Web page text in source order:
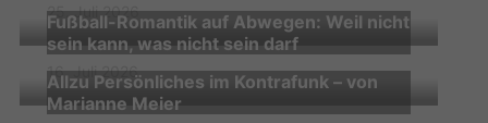
25. Juli 2026
Fußball-Romantik auf Abwegen: Weil nicht
sein kann, was nicht sein darf
16. Juli 2026
Allzu Persönliches im Kontrafunk – von
Marianne Meier